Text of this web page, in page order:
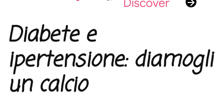
Diabete e
ipertensione: diamogli
un calcio